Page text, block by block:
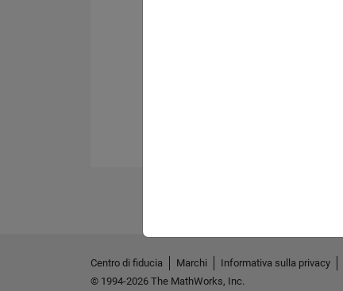
Centro di fiducia Marchi Informativa sulla privacy
© 1994-2026 The MathWorks, Inc.